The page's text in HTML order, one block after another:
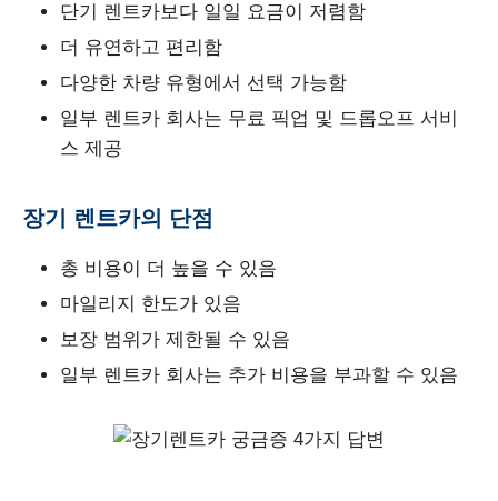
단기 렌트카보다 일일 요금이 저렴함
더 유연하고 편리함
다양한 차량 유형에서 선택 가능함
일부 렌트카 회사는 무료 픽업 및 드롭오프 서비
스 제공
장기 렌트카의 단점
총 비용이 더 높을 수 있음
마일리지 한도가 있음
보장 범위가 제한될 수 있음
일부 렌트카 회사는 추가 비용을 부과할 수 있음